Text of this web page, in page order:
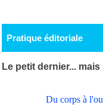
Pratique éditoriale
Le petit dernier...
Du corps à